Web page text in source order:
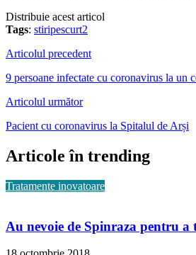
Distribuie acest articol
Tags: stiripescurt2
Articolul precedent
9 persoane infectate cu coronavirus la un
Articolul următor
Pacient cu coronavirus la Spitalul de Arși
Articole în trending
Tratamente inovatoare
Au nevoie de Spinraza pentru a